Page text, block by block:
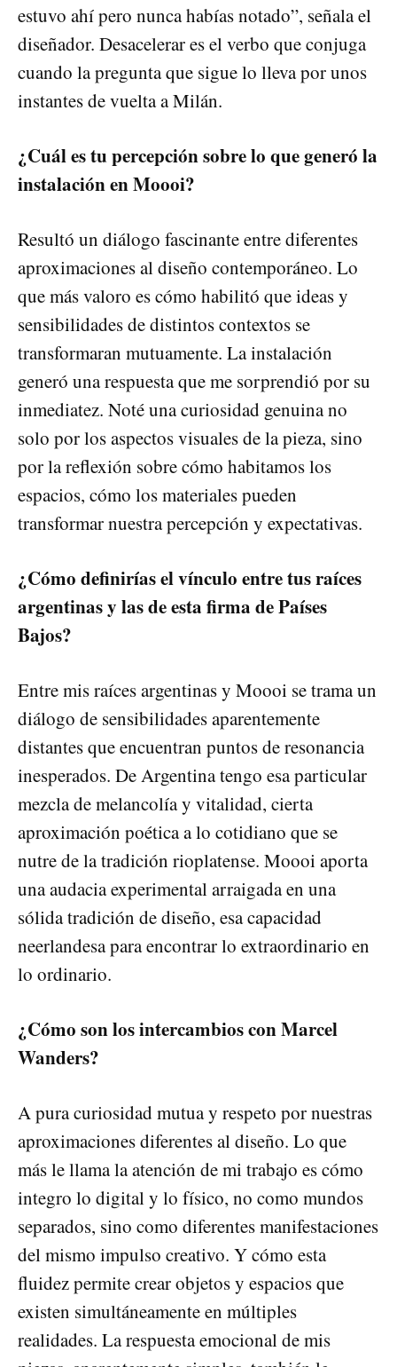
estuvo ahí pero nunca habías notado”, señala el
diseñador. Desacelerar es el verbo que conjuga
cuando la pregunta que sigue lo lleva por unos
instantes de vuelta a Milán.
¿Cuál es tu percepción sobre lo que generó la
instalación en Moooi?
Resultó un diálogo fascinante entre diferentes
aproximaciones al diseño contemporáneo. Lo
que más valoro es cómo habilitó que ideas y
sensibilidades de distintos contextos se
transformaran mutuamente. La instalación
generó una respuesta que me sorprendió por su
inmediatez. Noté una curiosidad genuina no
solo por los aspectos visuales de la pieza, sino
por la reflexión sobre cómo habitamos los
espacios, cómo los materiales pueden
transformar nuestra percepción y expectativas.
¿Cómo definirías el vínculo entre tus raíces
argentinas y las de esta firma de Países
Bajos?
Entre mis raíces argentinas y Moooi se trama un
diálogo de sensibilidades aparentemente
distantes que encuentran puntos de resonancia
inesperados. De Argentina tengo esa particular
mezcla de melancolía y vitalidad, cierta
aproximación poética a lo cotidiano que se
nutre de la tradición rioplatense. Moooi aporta
una audacia experimental arraigada en una
sólida tradición de diseño, esa capacidad
neerlandesa para encontrar lo extraordinario en
lo ordinario.
¿Cómo son los intercambios con Marcel
Wanders?
A pura curiosidad mutua y respeto por nuestras
aproximaciones diferentes al diseño. Lo que
más le llama la atención de mi trabajo es cómo
integro lo digital y lo físico, no como mundos
separados, sino como diferentes manifestaciones
del mismo impulso creativo. Y cómo esta
fluidez permite crear objetos y espacios que
existen simultáneamente en múltiples
realidades. La respuesta emocional de mis